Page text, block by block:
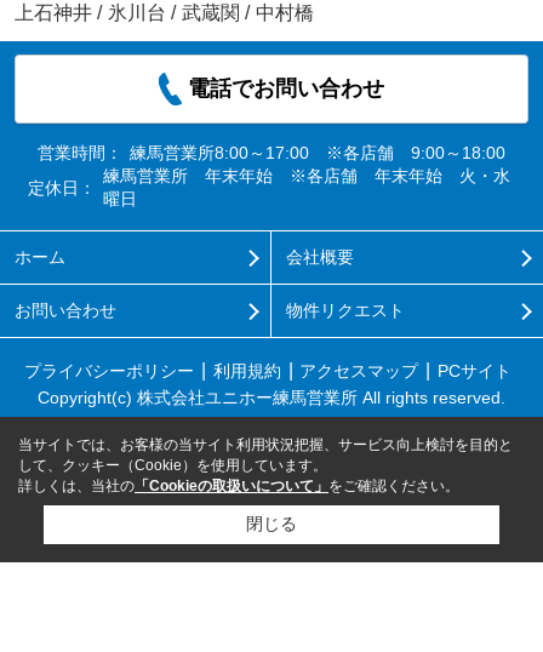
上石神井 / 氷川台 / 武蔵関 / 中村橋
電話でお問い合わせ
営業時間：
練馬営業所8:00～17:00 ※各店舗 9:00～18:00
定休日：
練馬営業所 年末年始 ※各店舗 年末年始 火・水
曜日
ホーム 会社概要
お問い合わせ 物件リクエスト
プライバシーポリシー 利用規約 アクセスマップ
PCサイト
Copyright(c) 株式会社ユニホー練馬営業所 All rights reserved.
当サイトでは、お客様の当サイト利用状況把握、サービス向上検討を目的と
して、クッキー（Cookie）を使用しています。
詳しくは、当社の 「Cookieの取扱いについて」 をご確認ください。
閉じる